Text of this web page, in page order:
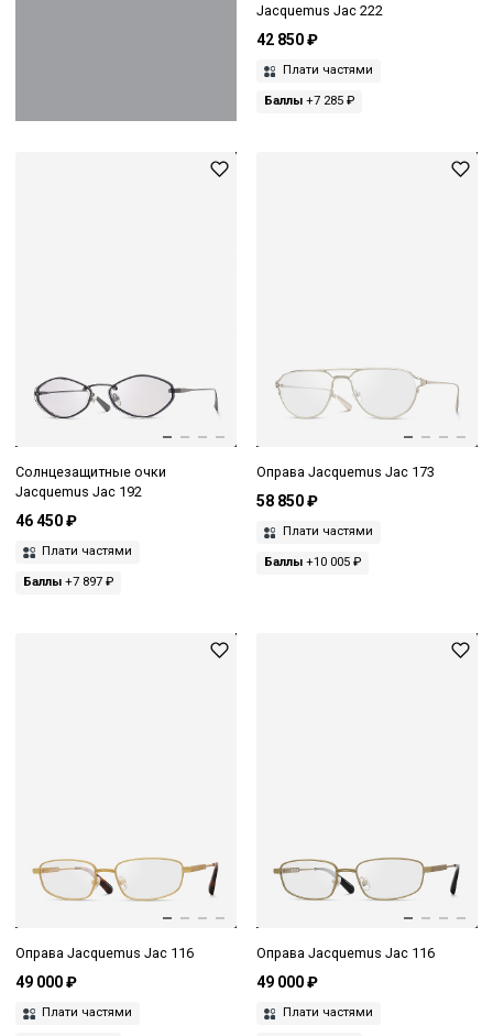
Jacquemus Jac 222
42 850 ₽
Плати частями
Баллы+7 285 ₽
Солнцезащитные очки
Jacquemus Jac 192
46 450 ₽
Плати частями
Баллы +7 897 ₽
Оправа Jacquemus Jac 173
58 850 ₽
Плати частями
Баллы+10 005 ₽
Оправа Jacquemus Jac 116
49 000 ₽
Плати частями
Оправа Jacquemus Jac 116
49 000 ₽
Плати частями